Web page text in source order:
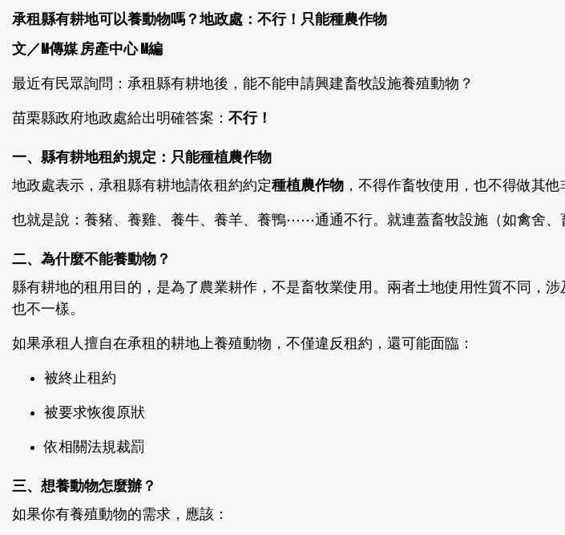
承租縣有耕地可以養動物嗎？地政處：不行！只能種農作物
文／M傳媒 房產中心 M編
最近有民眾詢問：承租縣有耕地後，能不能申請興建畜牧設施養殖動物？
苗栗縣政府地政處給出明確答案： 不行！
一、縣有耕地租約規定：只能種植農作物
地政處表示，承租縣有耕地請依租約約定種植農作物 ，不得作畜牧使用，也不得做其他
也就是說：養豬、養雞、養牛、養羊、養鴨⋯⋯通通不行。就連蓋畜牧設施（如禽舍、
二、為什麼不能養動物？
縣有耕地的租用目的，是為了農業耕作，不是畜牧業使用。兩者土地使用性質不同，
也不一樣。
如果承租人擅自在承租的耕地上養殖動物，不僅違反租約，還可能面臨：
被終止租約
被要求恢復原狀
依相關法規裁罰
三、想養動物怎麼辦？
如果你有養殖動物的需求，應該：